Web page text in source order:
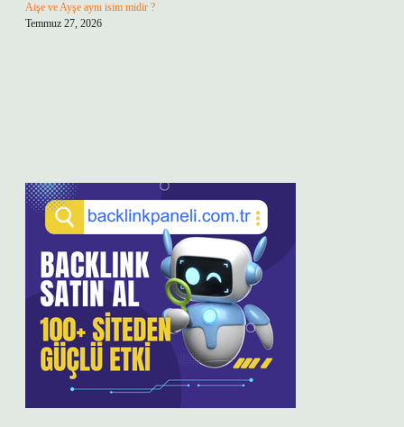
Aişe ve Ayşe aynı isim midir ?
Temmuz 27, 2026